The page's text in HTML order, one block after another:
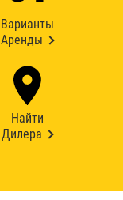
Варианты
Аренды
Найти
Дилера